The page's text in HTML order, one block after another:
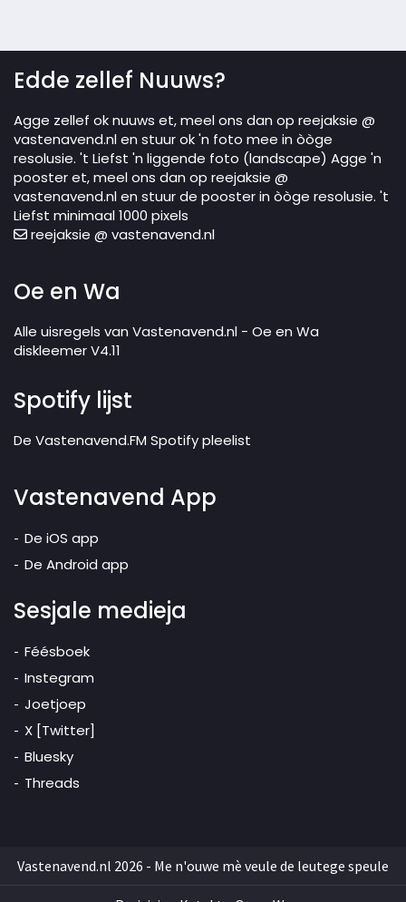
Edde zellef Nuuws?
Agge zellef ok nuuws et, meel ons dan op reejaksie @
vastenavend.nl en stuur ok 'n foto mee in òòge
resolusie. 't Liefst 'n liggende foto (landscape) Agge 'n
pooster et, meel ons dan op reejaksie @
vastenavend.nl en stuur de pooster in òòge resolusie. 't
Liefst minimaal 1000 pixels
reejaksie @ vastenavend.nl
Oe en Wa
Alle uisregels van Vastenavend.nl - Oe en Wa
diskleemer V4.11
Spotify lijst
De Vastenavend.FM Spotify pleelist
Vastenavend App
De iOS app
De Android app
Sesjale medieja
Féésboek
Instegram
Joetjoep
X [Twitter]
Bluesky
Threads
Vastenavend.nl 2026 - Me n'ouwe mè veule de leutege speule